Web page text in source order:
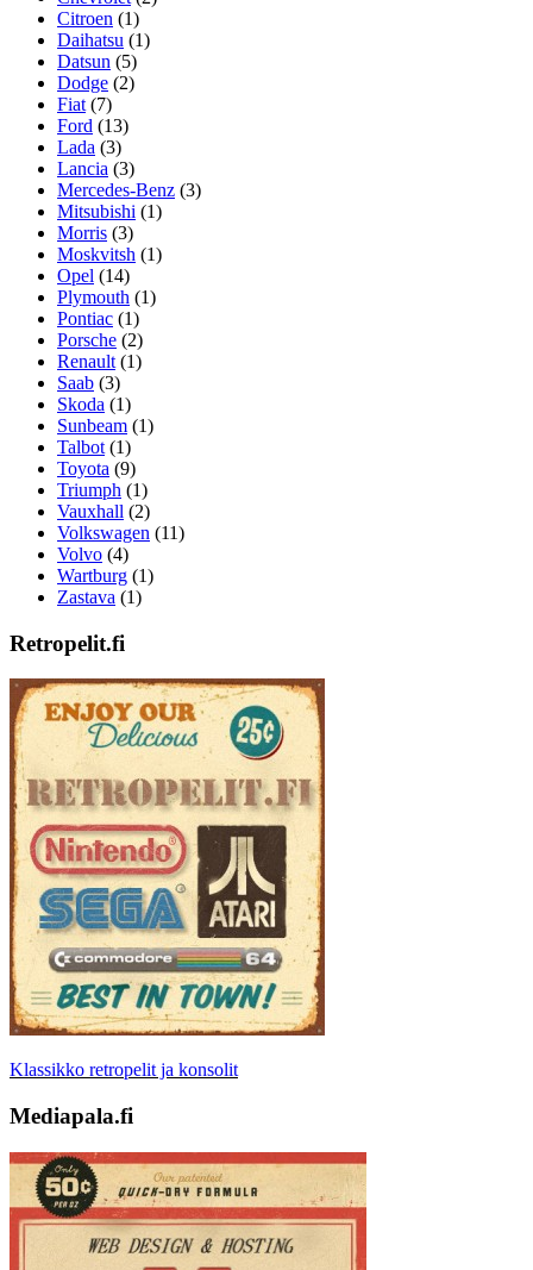
Citroen (1)
Daihatsu (1)
Datsun (5)
Dodge (2)
Fiat (7)
Ford (13)
Lada (3)
Lancia (3)
Mercedes-Benz (3)
Mitsubishi (1)
Morris (3)
Moskvitsh (1)
Opel (14)
Plymouth (1)
Pontiac (1)
Porsche (2)
Renault (1)
Saab (3)
Skoda (1)
Sunbeam (1)
Talbot (1)
Toyota (9)
Triumph (1)
Vauxhall (2)
Volkswagen (11)
Volvo (4)
Wartburg (1)
Zastava (1)
Retropelit.fi
Klassikko retropelit ja konsolit
Mediapala.fi